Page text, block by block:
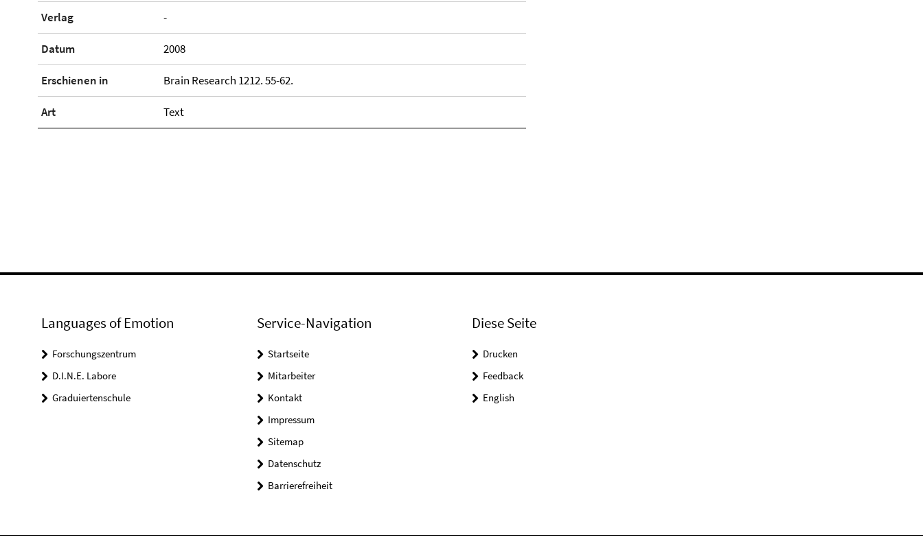
Verlag -
Datum 2008
Erschienen in Brain Research 1212. 55-62.
Art Text
Languages of Emotion
Forschungszentrum
D.I.N.E. Labore
Graduiertenschule
Service-Navigation
Startseite
Mitarbeiter
Kontakt
Impressum
Sitemap
Datenschutz
Barrierefreiheit
Diese Seite
Drucken
Feedback
English